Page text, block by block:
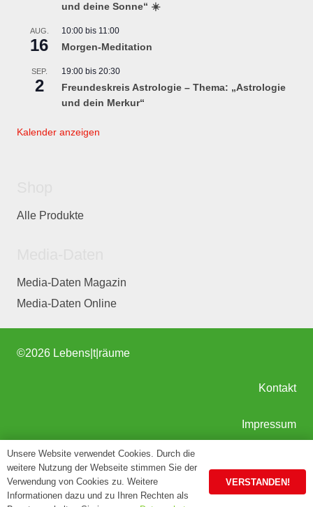
und deine Sonne“ ☀️
AUG.
16
10:00 bis 11:00
Morgen-Meditation
SEP.
2
19:00 bis 20:30
Freundeskreis Astrologie – Thema: „Astrologie
und dein Merkur“
Kalender anzeigen
Alle Produkte
Media-Daten Magazin
Media-Daten Online
©2026 Lebens|t|räume
Kontakt
Impressum
Datenschutz
Unsere Website verwendet Cookies. Durch die
weitere Nutzung der Webseite stimmen Sie der
Verwendung von Cookies zu. Weitere
Informationen dazu und zu Ihren Rechten als
VERSTANDEN!